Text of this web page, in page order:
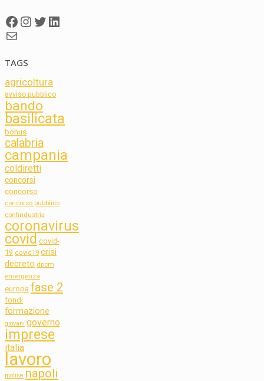
Facebook
Instagram
Twitter
LinkedIn
Mail
TAGS
agricoltura
avviso pubblico
bando
basilicata
bonus
calabria
campania
coldiretti
concorsi
concorso
concorso pubblico
confindustria
coronavirus
covid covid-
19 covid19 crisi
decreto dpcm
emergenza
europa fase 2
fondi
formazione
giovani governo
imprese
italia
lavoro
molise napoli